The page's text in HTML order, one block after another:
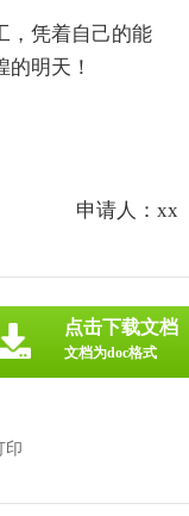
，凭着自己的能
明天！
申请人：xx
印
点击下载文档
文档为doc格式